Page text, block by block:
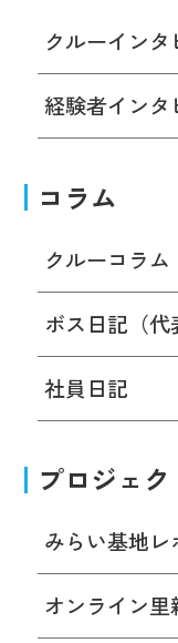
クルーインタ
経験者インタ
コラム
クルーコラム
ボス日記（代
社員日記
プロジェ
みらい基地レ
オンライン里